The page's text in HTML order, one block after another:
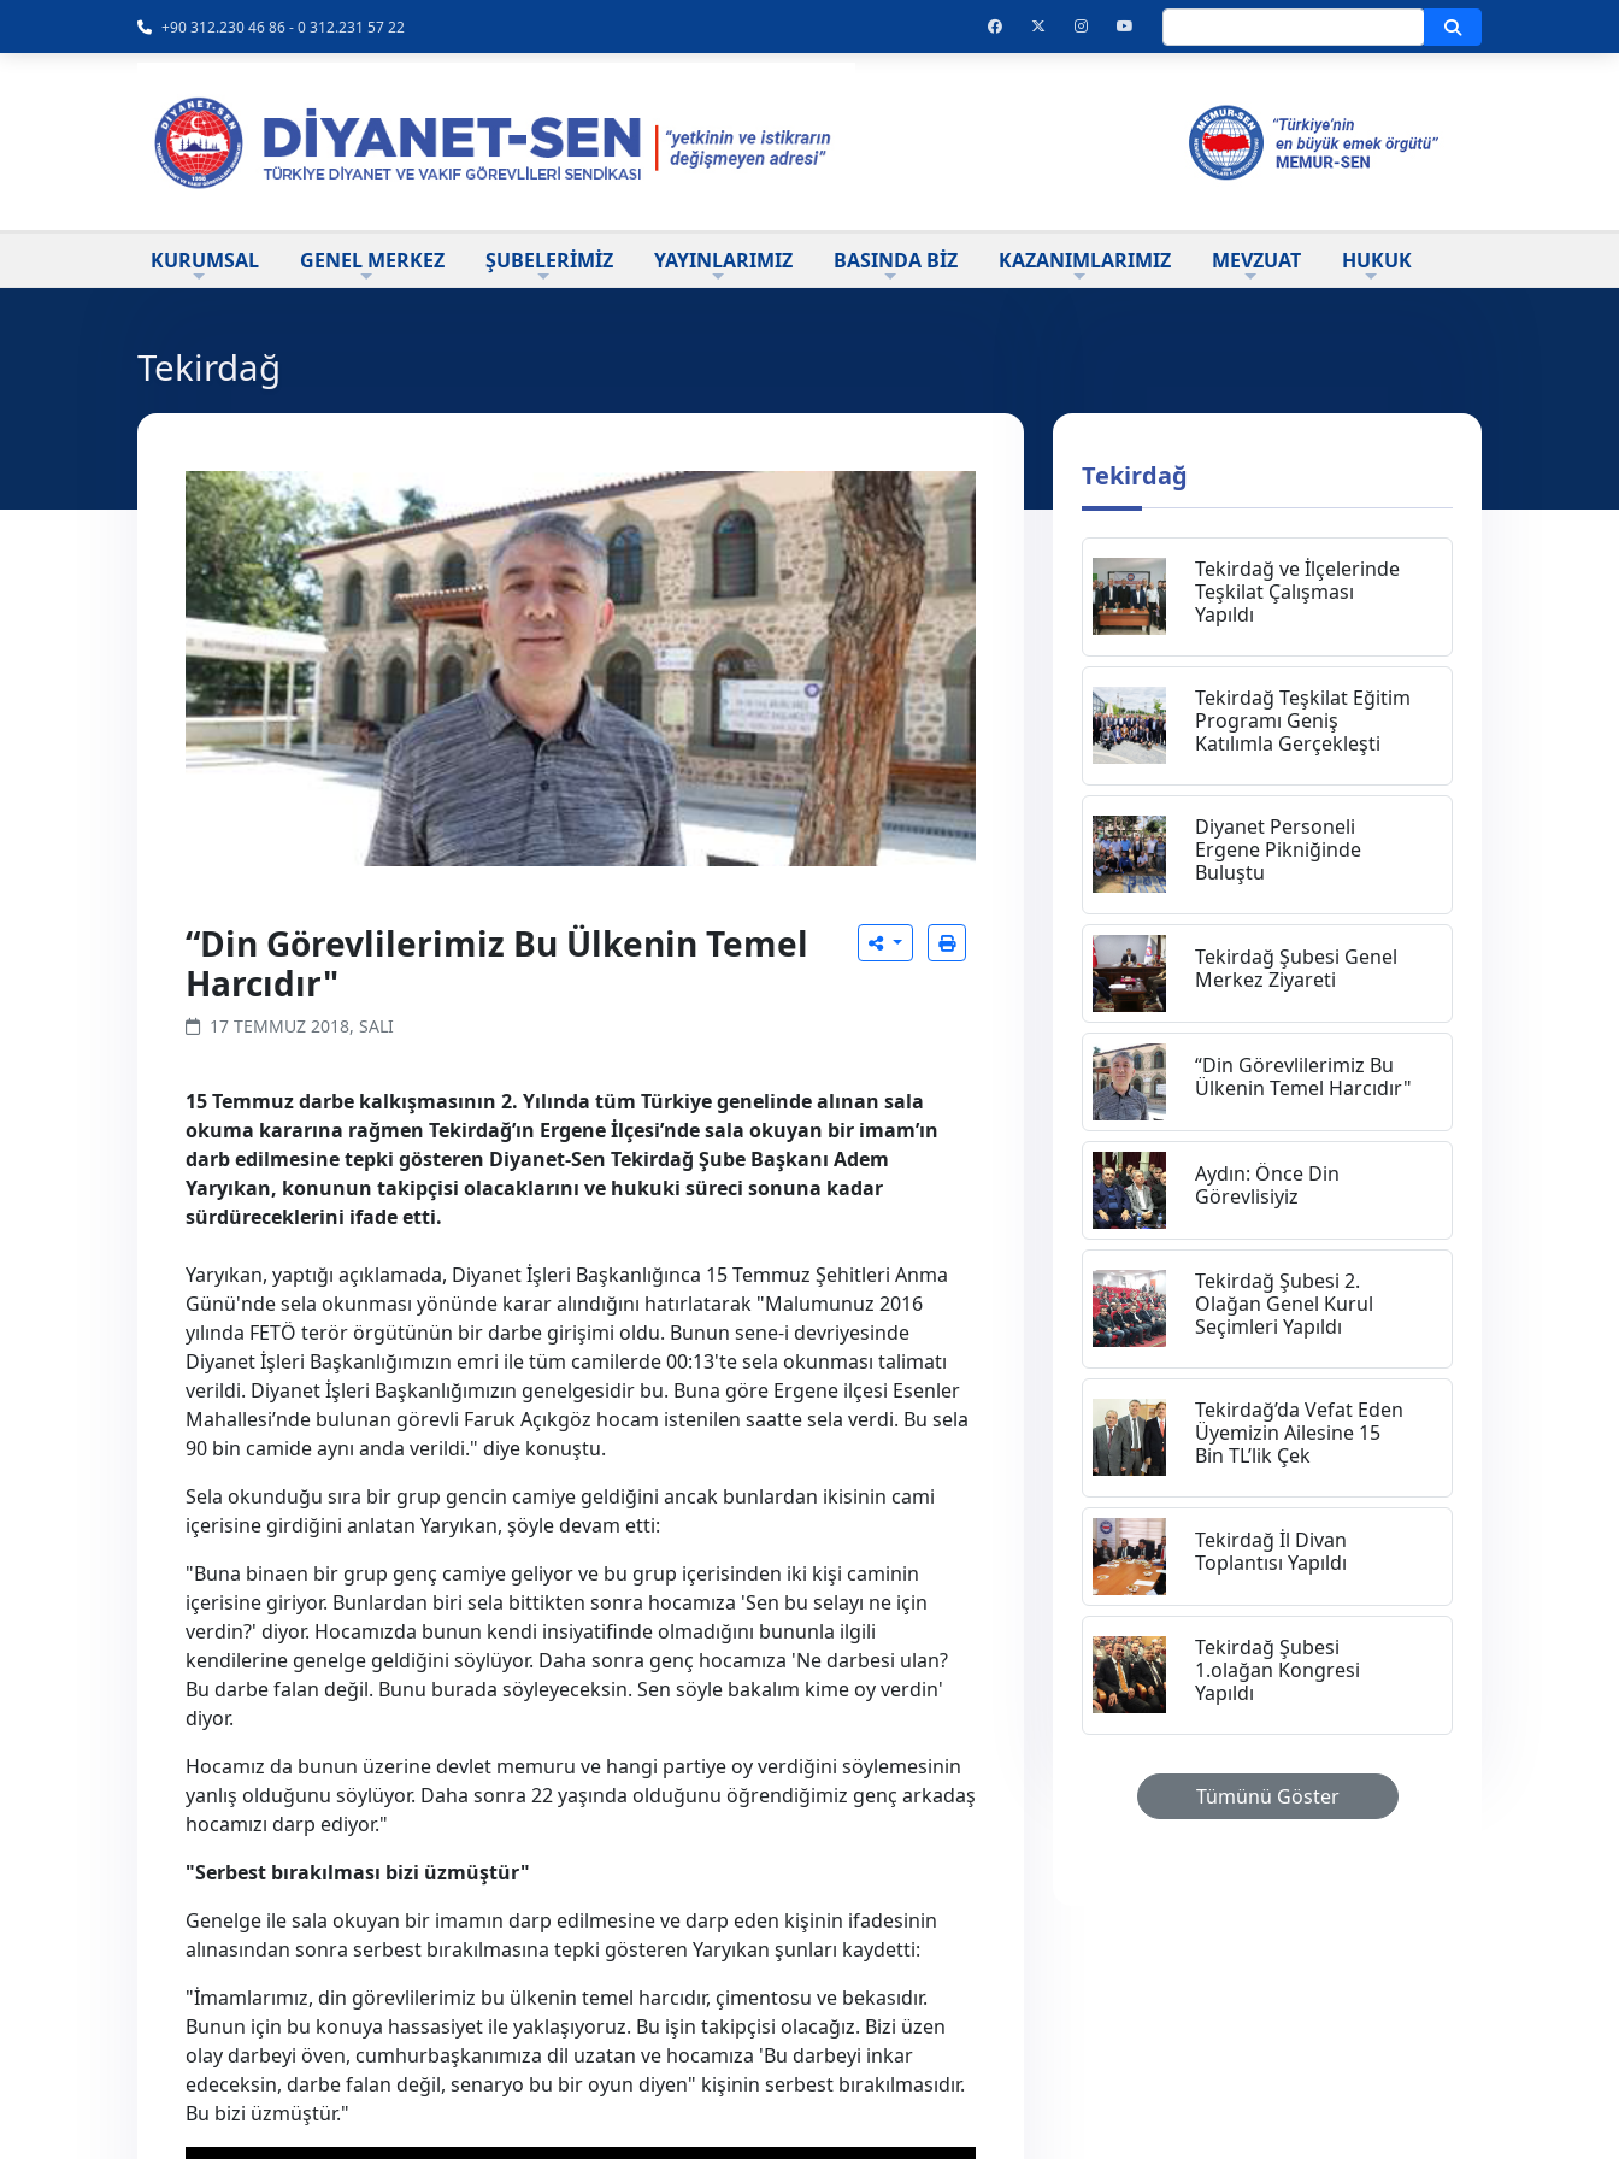
+90 312.230 46 86 - 0 312.231 57 22
KURUMSAL GENEL MERKEZ ŞUBELERİMİZ YAYINLARIMIZ BASINDA BİZ KAZANIMLARIMIZ MEVZUAT HUKUK
Tekirdağ
“Din Görevlilerimiz Bu Ülkenin Temel
Harcıdır"
17 TEMMUZ 2018, SALI
​15 Temmuz darbe kalkışmasının 2. Yılında tüm Türkiye genelinde alınan sala
okuma kararına rağmen Tekirdağ’ın Ergene İlçesi’nde sala okuyan bir imam’ın
darb edilmesine tepki gösteren Diyanet-Sen Tekirdağ Şube Başkanı Adem
Yaryıkan, konunun takipçisi olacaklarını ve hukuki süreci sonuna kadar
sürdüreceklerini ifade etti.
Yaryıkan, yaptığı açıklamada, Diyanet İşleri Başkanlığınca 15 Temmuz Şehitleri Anma
Günü'nde sela okunması yönünde karar alındığını hatırlatarak "Malumunuz 2016
yılında FETÖ terör örgütünün bir darbe girişimi oldu. Bunun sene-i devriyesinde
Diyanet İşleri Başkanlığımızın emri ile tüm camilerde 00:13'te sela okunması talimatı
verildi. Diyanet İşleri Başkanlığımızın genelgesidir bu. Buna göre Ergene ilçesi Esenler
Mahallesi’nde bulunan görevli Faruk Açıkgöz hocam istenilen saatte sela verdi. Bu sela
90 bin camide aynı anda verildi." diye konuştu.
Sela okunduğu sıra bir grup gencin camiye geldiğini ancak bunlardan ikisinin cami
içerisine girdiğini anlatan Yaryıkan, şöyle devam etti:
"Buna binaen bir grup genç camiye geliyor ve bu grup içerisinden iki kişi caminin
içerisine giriyor. Bunlardan biri sela bittikten sonra hocamıza 'Sen bu selayı ne için
verdin?' diyor. Hocamızda bunun kendi insiyatifinde olmadığını bununla ilgili
kendilerine genelge geldiğini söylüyor. Daha sonra genç hocamıza 'Ne darbesi ulan?
Bu darbe falan değil. Bunu burada söyleyeceksin. Sen söyle bakalım kime oy verdin'
diyor.
Hocamız da bunun üzerine devlet memuru ve hangi partiye oy verdiğini söylemesinin
yanlış olduğunu söylüyor. Daha sonra 22 yaşında olduğunu öğrendiğimiz genç arkadaş
hocamızı darp ediyor."
"Serbest bırakılması bizi üzmüştür"
Genelge ile sala okuyan bir imamın darp edilmesine ve darp eden kişinin ifadesinin
alınasından sonra serbest bırakılmasına tepki gösteren Yaryıkan şunları kaydetti:
"İmamlarımız, din görevlilerimiz bu ülkenin temel harcıdır, çimentosu ve bekasıdır.
Bunun için bu konuya hassasiyet ile yaklaşıyoruz. Bu işin takipçisi olacağız. Bizi üzen
olay darbeyi öven, cumhurbaşkanımıza dil uzatan ve hocamıza 'Bu darbeyi inkar
edeceksin, darbe falan değil, senaryo bu bir oyun diyen" kişinin serbest bırakılmasıdır.
Bu bizi üzmüştür."
Tekirdağ
Tekirdağ ve İlçelerinde
Teşkilat Çalışması
Yapıldı
Tekirdağ Teşkilat Eğitim
Programı Geniş
Katılımla Gerçekleşti
Diyanet Personeli
Ergene Pikniğinde
Buluştu
Tekirdağ Şubesi Genel
Merkez Ziyareti
“Din Görevlilerimiz Bu
Ülkenin Temel Harcıdır"
Aydın: Önce Din
Görevlisiyiz
Tekirdağ Şubesi 2.
Olağan Genel Kurul
Seçimleri Yapıldı
Tekirdağ’da Vefat Eden
Üyemizin Ailesine 15
Bin TL’lik Çek
Tekirdağ İl Divan
Toplantısı Yapıldı
Tekirdağ Şubesi
1.olağan Kongresi
Yapıldı
Tümünü Göster